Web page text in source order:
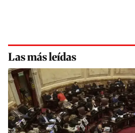
Las más leídas